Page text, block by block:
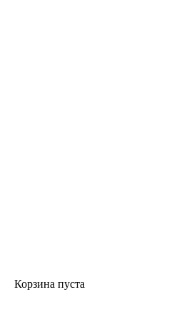
Корзина пуста